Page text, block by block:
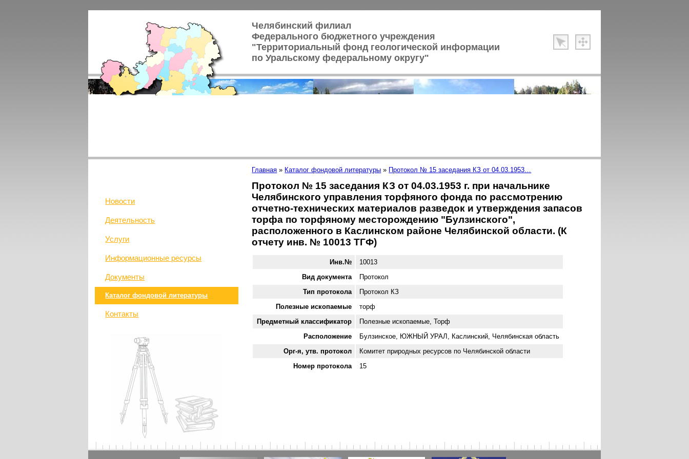
Челябинский филиал
Федерального бюджетного учреждения
"Территориальный фонд геологической информации
по Уральскому федеральному округу"
Новости
Деятельность
Услуги
Информационные ресурсы
Документы
Каталог фондовой литературы
Контакты
Главная » Каталог фондовой литературы » Протокол № 15 заседания КЗ от 04.03.1953…
Протокол № 15 заседания КЗ от 04.03.1953 г. при начальнике
Челябинского управления торфяного фонда по рассмотрению
отчетно-технических материалов разведок и утверждения запасов
торфа по торфяному месторождению "Булзинского",
расположенного в Каслинском районе Челябинской области. (К
отчету инв. № 10013 ТГФ)
Инв.№
10013
Вид документа
Протокол
Тип протокола
Протокол КЗ
Полезные ископаемые
торф
Предметный классификатор
Полезные ископаемые, Торф
Расположение
Булзинское, ЮЖНЫЙ УРАЛ, Каслинский, Челябинская область
Орг-я, утв. протокол
Комитет природных ресурсов по Челябинской области
Номер протокола
15